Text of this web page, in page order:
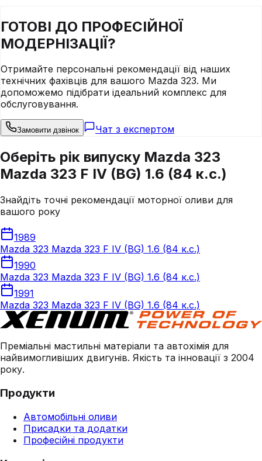
ГОТОВІ ДО ПРОФЕСІЙНОЇ
МОДЕРНІЗАЦІЇ?
Отримайте персональні рекомендації від наших
технічних фахівців для вашого Mazda 323. Ми
допоможемо підібрати ідеальний комплекс для
обслуговування.
Замовити дзвінок Чат з експертом
Оберіть рік випуску Mazda 323
Mazda 323 F IV (BG) 1.6 (84 к.с.)
Знайдіть точні рекомендації моторної оливи для
вашого року
1989
Mazda 323 Mazda 323 F IV (BG) 1.6 (84 к.с.)
1990
Mazda 323 Mazda 323 F IV (BG) 1.6 (84 к.с.)
1991
Mazda 323 Mazda 323 F IV (BG) 1.6 (84 к.с.)
Преміальні мастильні матеріали та автохімія для
найвимогливіших двигунів. Якість та інновації з 2004
року.
Продукти
Автомобільні оливи
Присадки та додатки
Професійні продукти